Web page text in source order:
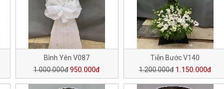
Bình Yên V087
1.000.000đ 950.000đ
Tiễn Bước V140
1.200.000đ 1.150.000đ